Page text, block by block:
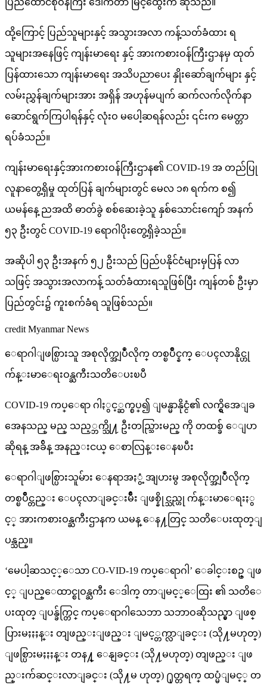
ထို့ကြောင့် ပြည်သူများနှင့် အသွားအလာ ကန့်သတ်ခံထား ရ
သူများအနေဖြင့် ကျန်းမာရေး နှင့် အားကစားဝန်ကြီးဌာနမှ ထုတ်
ပြန်ထားသော ကျန်းမာရေး အသိပညာပေး နှိုးဆော်ချက်များ နှင့်
လမ်းညွှန်ချက်များအား အရှိန် အဟုန်မပျက် ဆက်လက်လိုက်နာ
ဆောင်ရွက်ကြပါရန်နှင့် လုံးဝ မပေါ့ဆရန်လည်း ၎င်းက မေတ္တာ
ရပ်ခံသည်။
ကျန်းမာရေးနှင့်အားကစားဝန်ကြီးဌာန၏ COVID-19 အ တည်ပြု
လူနာတွေ့ရှိမှု ထုတ်ပြန် ချက်များတွင် မေလ ၁၈ ရက်က စ၍
ယမန်နေ့ ညအထိ ဓာတ်ခွဲ စစ်ဆေးခဲ့သူ နှစ်သောင်းကျော် အနက်
၅၃ ဦးတွင် COVID-19 ရောဂါပိုးတွေ့ရှိခဲ့သည်။
အဆိုပါ ၅၃ ဦးအနက် ၅၂ ဦးသည် ပြည်ပနိုင်ငံများမှပြန် လာ
သဖြင့် အသွားအလာကန့် သတ်ခံထားရသူဖြစ်ပြီး ကျန်တစ် ဦးမှာ
ပြည်တွင်း၌ ကူးစက်ခံရ သူဖြစ်သည်။
credit Myanmar News
ေရာဂါျဖစ္ပြားသူ အစုလိုက္အျပဳံလိုက္ တစ္ၿပိဳင္နက္ ေပၚလာနိုင္ဟု
က်န္းမာေရးဝန္ႀကီးသတိေပးၿပီ
COVID-19 ကပ္ေရာ ဂါႏွင့္ဆက္စပ္၍ ျမန္မာနိုင္ငံ၏ လက္ရွိအေျခ
အေနသည္ မည္ သည့္ဘက္သို႔ ဦးတည္သြားမည္ ကို တထစ္ခ် ေျပာ
ဆိုရန္ အခ်ိန္ အနည္းငယ္ ေစာလြန္းေနၿပီး
ေရာဂါျဖစ္ပြားသူမ်ား ေနရာအႏွံ့ အျပားမွ အစုလိုက္အျပဳံလိုက္
တစ္ၿပိဳင္တည္း ေပၚလာျခင္းမ်ိဳး ျဖစ္နိုင္သည္ဟု က်န္းမာေရးႏွ
င့္ အားကစားဝန္ႀကီးဌာနက ယမန္ ေန႔တြင္ သတိေပးထုတ္ျ
ပန္သည္။
‘မေပါ့ဆသင့္ေသာ CO-VID-19 ကပ္ေရာဂါ’ ေခါင္းစဥ္ ျဖ
င့္ ျပည္ေထာင္စုဝန္ႀကီး ေဒါက္ တာျမင့္ေထြး ၏ သတိေ
ပးထုတ္ ျပန္ခ်က္တြင္ ကပ္ေရာဂါသေဘာ သဘာဝဆိုသည္မွာ ျဖစ္
ပြားမႈႏႈန္း တျဖည္းျဖည္း ျမင့္တက္လာျခင္း (သို႔မဟုတ္)
ျဖစ္ပြားမႈႏႈန္း တန႔္ ေနျခင္း (သို႔မဟုတ္) တျဖည္း ျဖ
ည္းက်ဆင္းလာျခင္း (သို႔မ ဟုတ္) ႐ုတ္တရက္ ထပ္မံျမင့္ တ